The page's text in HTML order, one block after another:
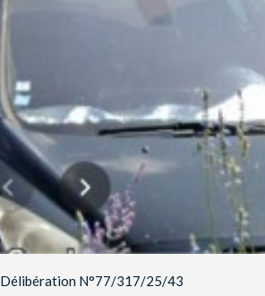
Délibération N°77/317/25/43